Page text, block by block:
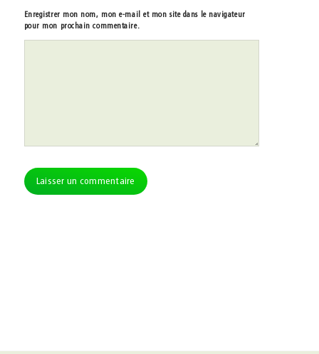
Enregistrer mon nom, mon e-mail et mon site dans le navigateur
pour mon prochain commentaire.